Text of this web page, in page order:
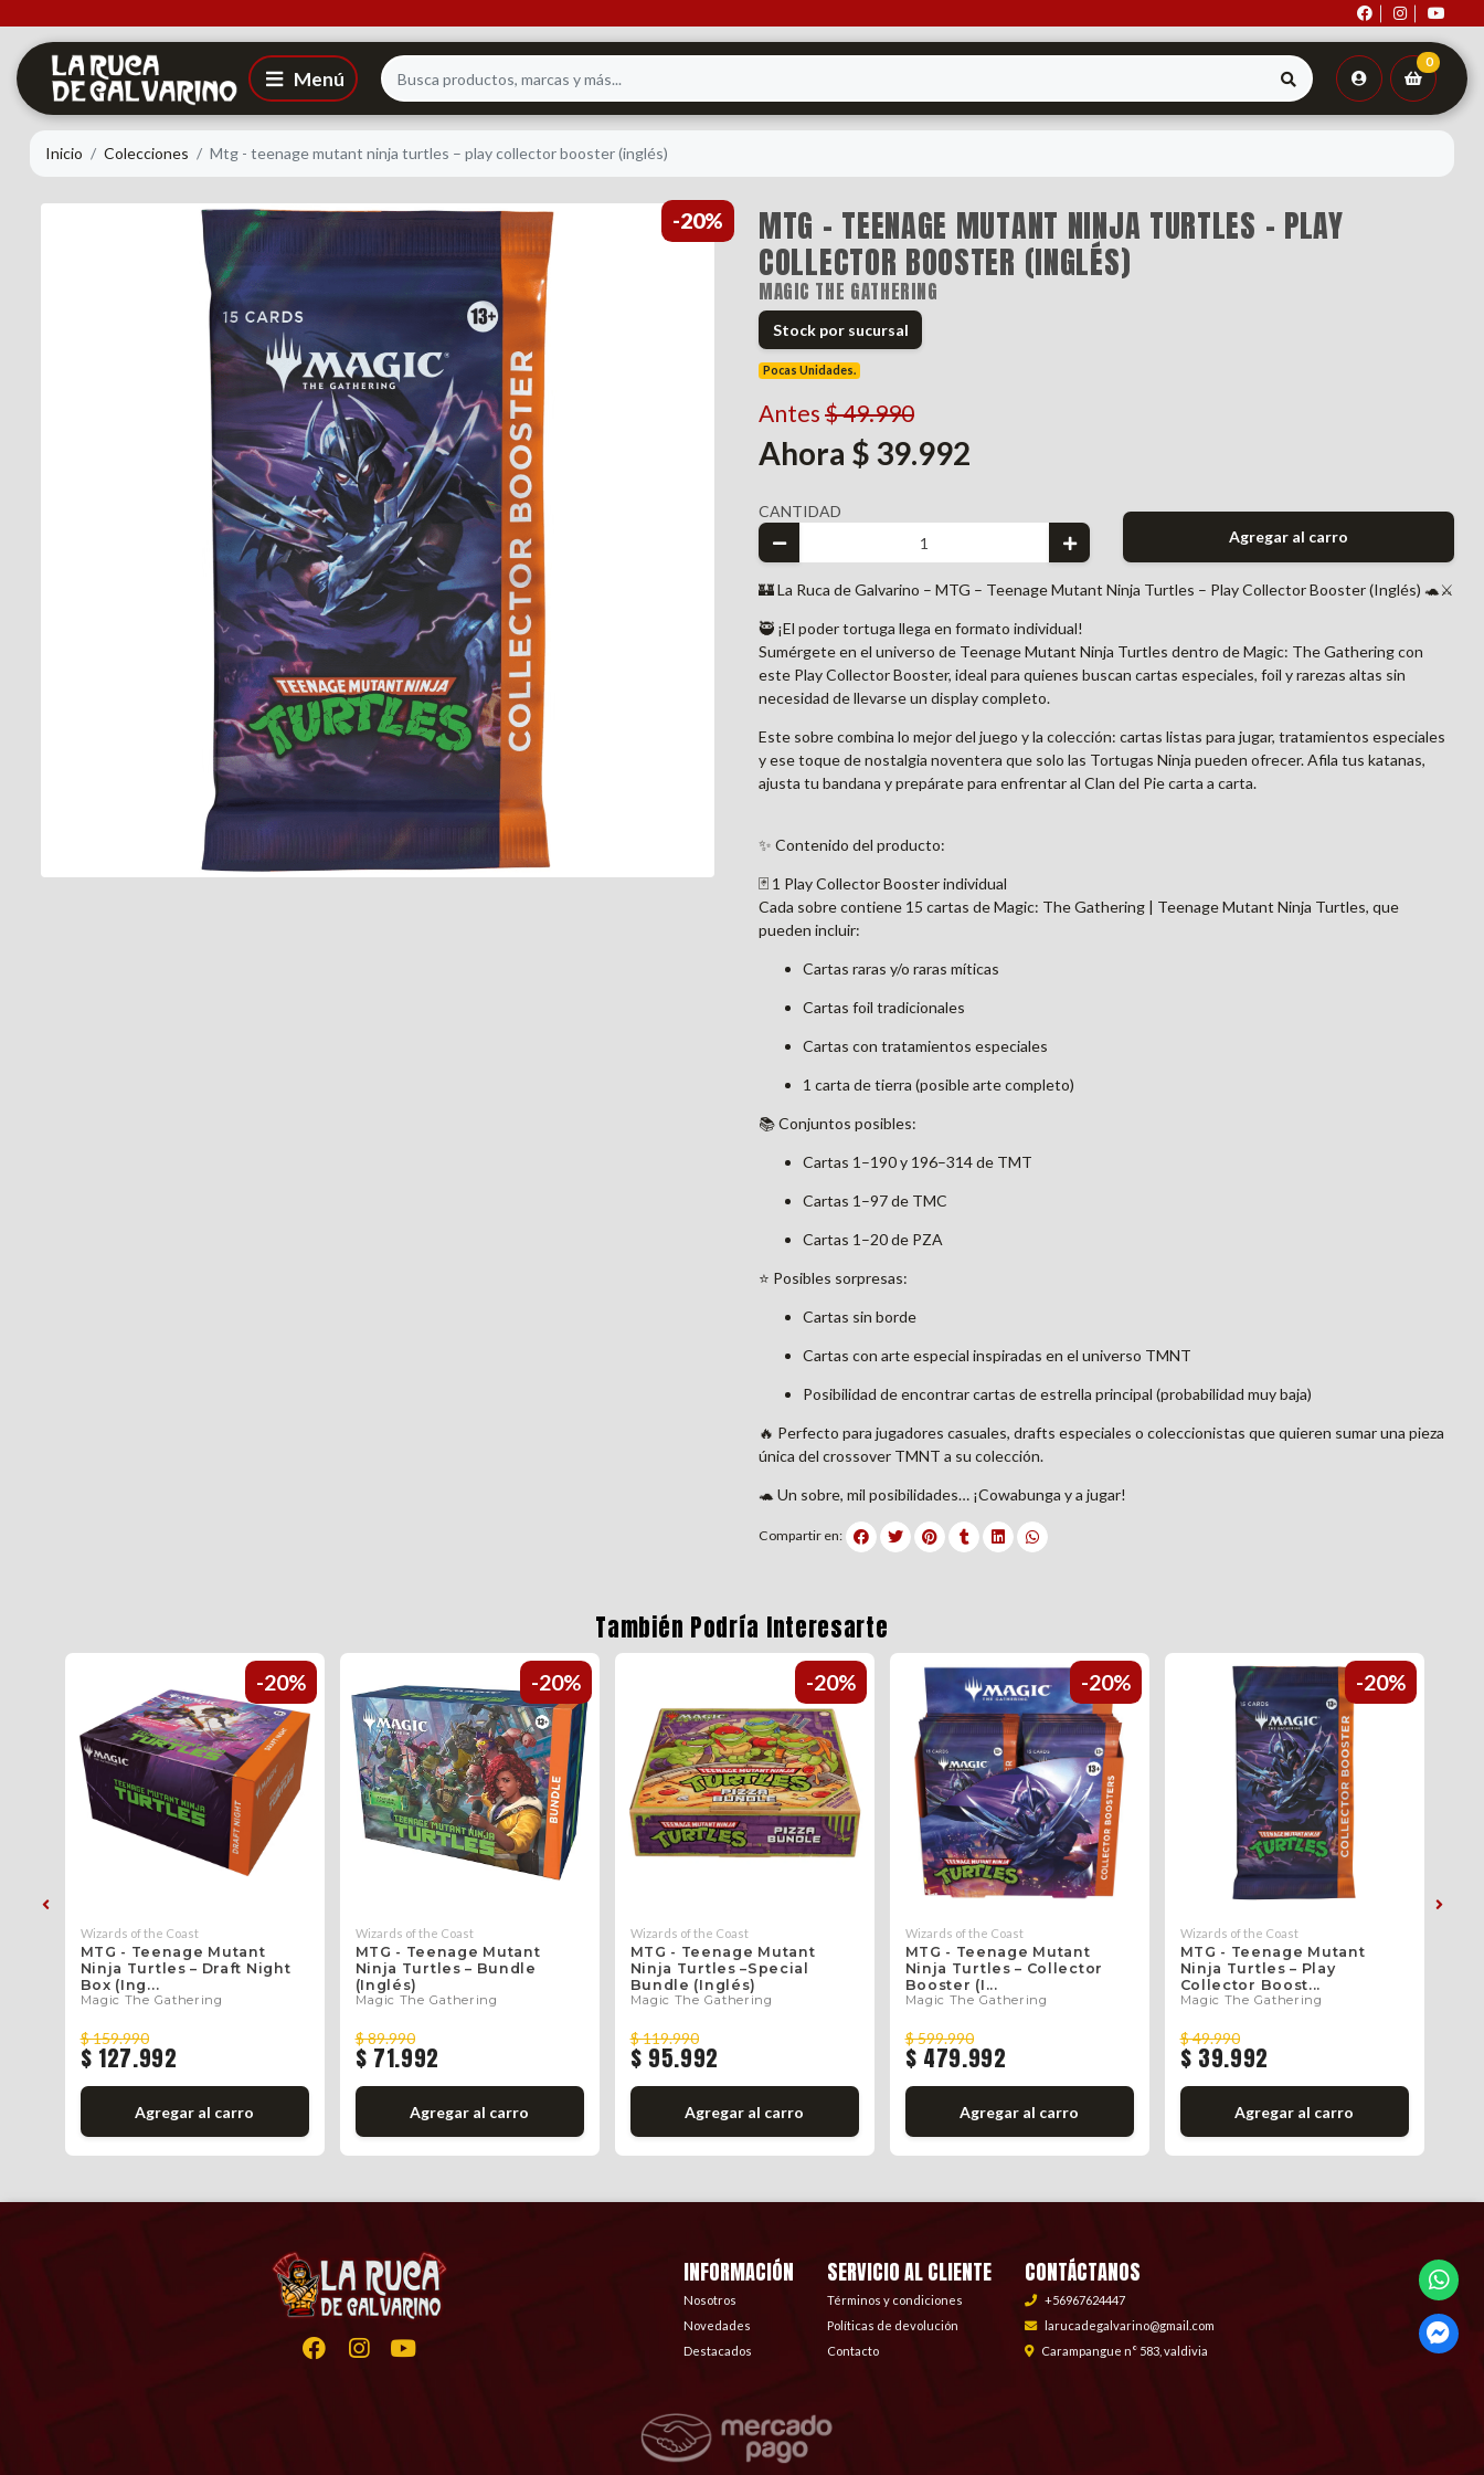
0
Inicio Colecciones Mtg - teenage mutant ninja turtles – play collector booster (inglés)
-20% MTG - TEENAGE MUTANT NINJA TURTLES – PLAY
COLLECTOR BOOSTER (INGLÉS)
MAGIC THE GATHERING
Stock por sucursal
Pocas Unidades.
Antes $ 49.990
Ahora $ 39.992
CANTIDAD
Agregar al carro
🏰 La Ruca de Galvarino – MTG – Teenage Mutant Ninja Turtles – Play Collector Booster (Inglés) 🐢⚔️
🥷 ¡El poder tortuga llega en formato individual!
Sumérgete en el universo de Teenage Mutant Ninja Turtles dentro de Magic: The Gathering con
este Play Collector Booster, ideal para quienes buscan cartas especiales, foil y rarezas altas sin
necesidad de llevarse un display completo.
Este sobre combina lo mejor del juego y la colección: cartas listas para jugar, tratamientos especiales
y ese toque de nostalgia noventera que solo las Tortugas Ninja pueden ofrecer. Afila tus katanas,
ajusta tu bandana y prepárate para enfrentar al Clan del Pie carta a carta.
✨ Contenido del producto:
🃏 1 Play Collector Booster individual
Cada sobre contiene 15 cartas de Magic: The Gathering | Teenage Mutant Ninja Turtles, que
pueden incluir:
Cartas raras y/o raras míticas
Cartas foil tradicionales
Cartas con tratamientos especiales
1 carta de tierra (posible arte completo)
📚 Conjuntos posibles:
Cartas 1–190 y 196–314 de TMT
Cartas 1–97 de TMC
Cartas 1–20 de PZA
⭐ Posibles sorpresas:
Cartas sin borde
Cartas con arte especial inspiradas en el universo TMNT
Posibilidad de encontrar cartas de estrella principal (probabilidad muy baja)
🔥 Perfecto para jugadores casuales, drafts especiales o coleccionistas que quieren sumar una pieza
única del crossover TMNT a su colección.
🐢 Un sobre, mil posibilidades… ¡Cowabunga y a jugar!
Compartir en:
También Podría Interesarte
-20%
Wizards of the Coast
MTG - Teenage Mutant
Ninja Turtles – Draft Night
Box (Ing...
Magic The Gathering
$ 159.990
$ 127.992
Agregar al carro
-20%
Wizards of the Coast
MTG - Teenage Mutant
Ninja Turtles – Bundle
(Inglés)
Magic The Gathering
$ 89.990
$ 71.992
Agregar al carro
-20%
Wizards of the Coast
MTG - Teenage Mutant
Ninja Turtles –Special
Bundle (Inglés)
Magic The Gathering
$ 119.990
$ 95.992
Agregar al carro
-20%
Wizards of the Coast
MTG - Teenage Mutant
Ninja Turtles – Collector
Booster (I...
Magic The Gathering
$ 599.990
$ 479.992
Agregar al carro
-20%
Wizards of the Coast
MTG - Teenage Mutant
Ninja Turtles – Play
Collector Boost...
Magic The Gathering
$ 49.990
$ 39.992
Agregar al carro
INFORMACIÓN
Nosotros
Novedades
Destacados
SERVICIO AL CLIENTE
Términos y condiciones
Políticas de devolución
Contacto
CONTÁCTANOS
+56967624447
larucadegalvarino@gmail.com
Carampangue n° 583, valdivia